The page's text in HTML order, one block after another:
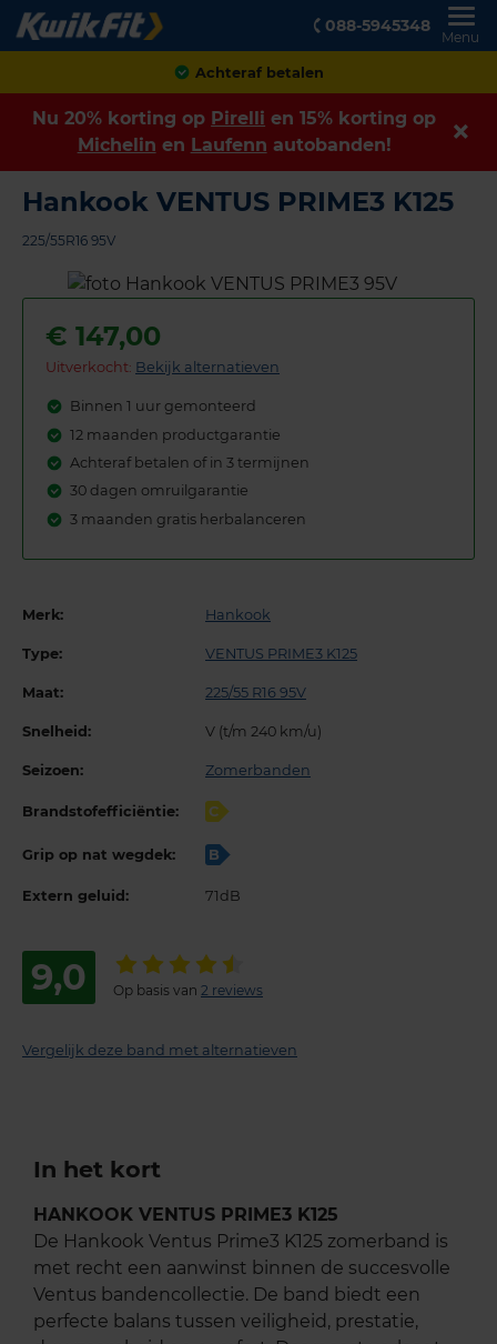
088-5945348
Menu
Achteraf betalen
Nu 20% korting op Pirelli en 15% korting op
Michelin en Laufenn autobanden!
Hankook VENTUS PRIME3 K125
225/55R16 95V
€ 147,00
Uitverkocht: Bekijk alternatieven
Binnen 1 uur gemonteerd
12 maanden productgarantie
Achteraf betalen of in 3 termijnen
30 dagen omruilgarantie
3 maanden gratis herbalanceren
Merk: Hankook
Type: VENTUS PRIME3 K125
Maat: 225/55 R16 95V
Snelheid: V (t/m 240 km/u)
Seizoen: Zomerbanden
Brandstofefficiëntie: C
Grip op nat wegdek: B
Extern geluid: 71dB
9,0 Op basis van 2 reviews
Vergelijk deze band met alternatieven
In het kort
HANKOOK VENTUS PRIME3 K125
De Hankook Ventus Prime3 K125 zomerband is
met recht een aanwinst binnen de succesvolle
Ventus bandencollectie. De band biedt een
perfecte balans tussen veiligheid, prestatie,